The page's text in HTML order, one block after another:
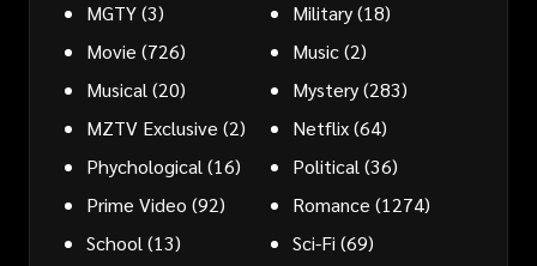
MGTY(3) Military(18)
Movie (726) Music(2)
Musical (20) Mystery(283)
MZTV Exclusive (2) Netflix(64)
Phychological (16) Political (36)
Prime Video (92) Romance (1274)
School (13) Sci-Fi (69)